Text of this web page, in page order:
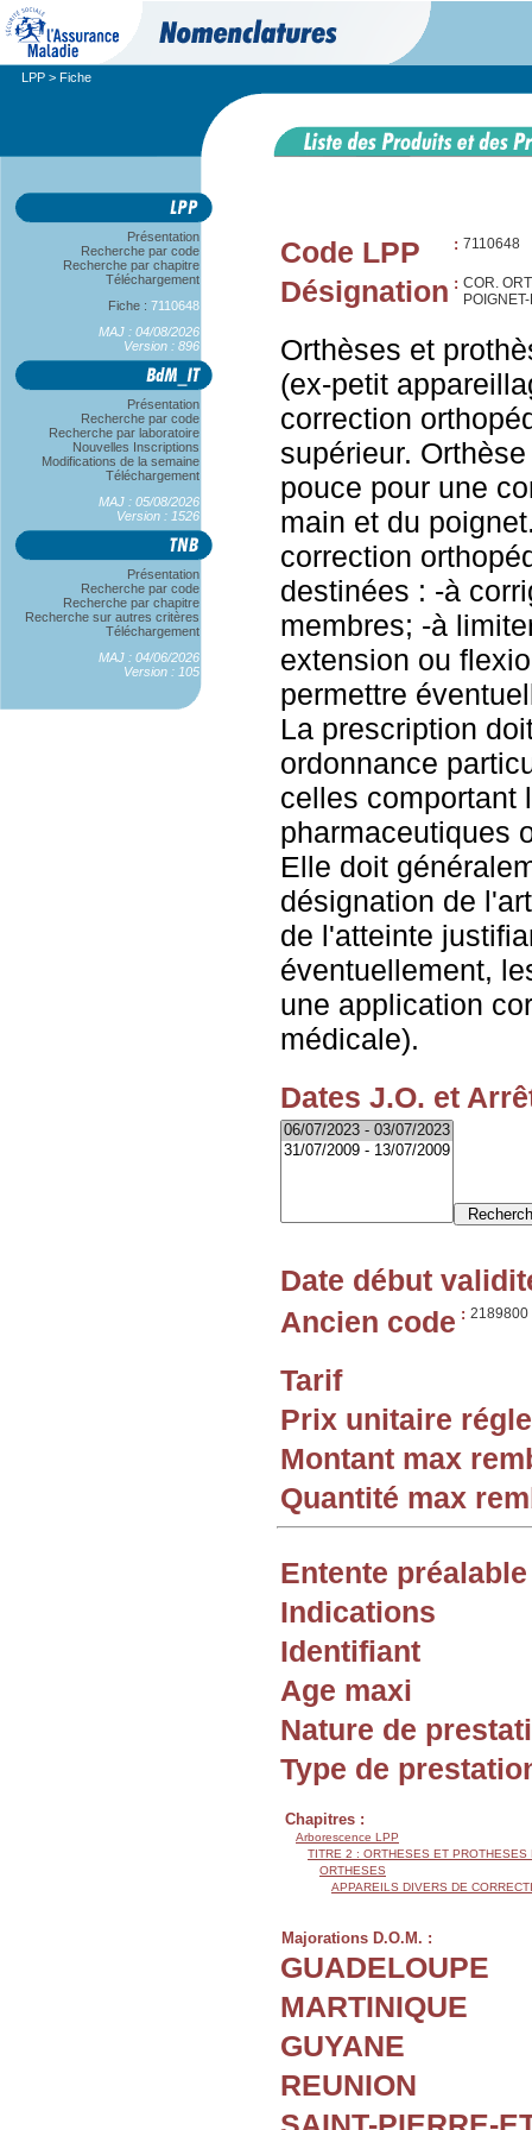
LPP > Fiche
Présentation
Recherche par code
Recherche par chapitre
Téléchargement
Fiche : 7110648
MAJ : 04/08/2026
Version : 896
Présentation
Recherche par code
Recherche par laboratoire
Nouvelles Inscriptions
Modifications de la semaine
Téléchargement
MAJ : 05/08/2026
Version : 1526
Présentation
Recherche par code
Recherche par chapitre
Recherche sur autres critères
Téléchargement
MAJ : 04/06/2026
Version : 105
Code LPP : 7110648
Désignation : COR.
Orthèses et
(ex-petit
correction
supérieur.
pouce pour une
main et du
correction
destinées : -à
membres; -à
extension ou
permettre
La prescription
ordonnance
celles comportant
pharmaceutiques
Elle doit
désignation de
de l'atteinte
éventuellement,
une application
médicale).
Dates J.O. et
Date début
Ancien code : 2189800
Tarif
Prix unitaire
Montant max
Quantité max
Entente préalable
Indications
Identifiant
Age maxi
Nature de
Type de
Chapitres :
Arborescence LPP
TITRE 2 : ORTHESES ET PROTHESES
ORTHESES
APPAREILS DIVERS DE
Majorations D.O.M. :
GUADELOUPE
MARTINIQUE
GUYANE
REUNION